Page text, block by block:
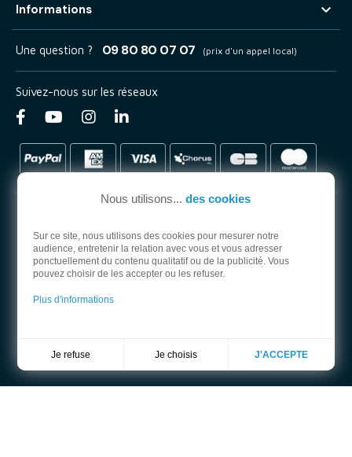
Informations 
Nous utilisons... des cookies
Sur ce site, nous utilisons des cookies pour mesurer notre
audience, entretenir la relation avec vous et vous adresser
ponctuellement du contenu qualitatif ou de la publicité. Vous
pouvez choisir de les accepter ou les refuser.
Plus d'informations
Je refuse Je choisis J'ACCEPTE
Une question ? 09 80 80 07 07 (prix d'un appel local)
Suivez-nous sur les réseaux
PARTENAIRE OFFICIEL